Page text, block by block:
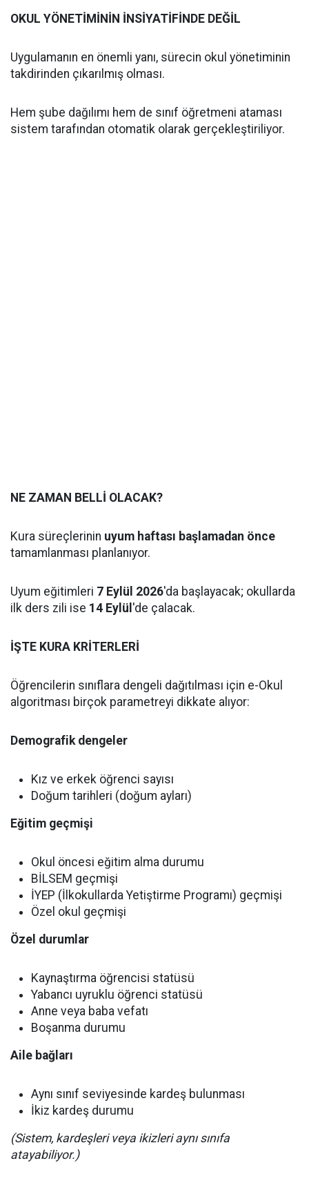
OKUL YÖNETİMİNİN İNSİYATİFİNDE DEĞİL
Uygulamanın en önemli yanı, sürecin okul yönetiminin
takdirinden çıkarılmış olması.
Hem şube dağılımı hem de sınıf öğretmeni ataması
sistem tarafından otomatik olarak gerçekleştiriliyor.
NE ZAMAN BELLİ OLACAK?
Kura süreçlerinin uyum haftası başlamadan önce
tamamlanması planlanıyor.
Uyum eğitimleri 7 Eylül 2026'da başlayacak; okullarda
ilk ders zili ise 14 Eylül 'de çalacak.
İŞTE KURA KRİTERLERİ
Öğrencilerin sınıflara dengeli dağıtılması için e-Okul
algoritması birçok parametreyi dikkate alıyor:
Demografik dengeler
Kız ve erkek öğrenci sayısı
Doğum tarihleri (doğum ayları)
Eğitim geçmişi
Okul öncesi eğitim alma durumu
BİLSEM geçmişi
İYEP (İlkokullarda Yetiştirme Programı) geçmişi
Özel okul geçmişi
Özel durumlar
Kaynaştırma öğrencisi statüsü
Yabancı uyruklu öğrenci statüsü
Anne veya baba vefatı
Boşanma durumu
Aile bağları
Aynı sınıf seviyesinde kardeş bulunması
İkiz kardeş durumu
(Sistem, kardeşleri veya ikizleri aynı sınıfa
atayabiliyor.)